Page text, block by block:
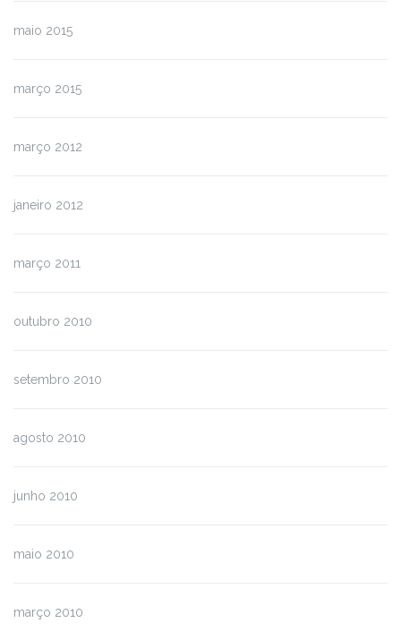
maio 2015
março 2015
março 2012
janeiro 2012
março 2011
outubro 2010
setembro 2010
agosto 2010
junho 2010
maio 2010
março 2010